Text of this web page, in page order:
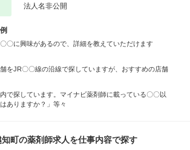
法人名非公開
〇〇に興味があるので、詳細を教えていただけます
舗をJR〇〇線の沿線で探していますが、おすすめの店舗
内で探しています。マイナビ薬剤師に載っている〇〇以
ありますか？」等々
町の薬剤師求人を仕事内容で探す